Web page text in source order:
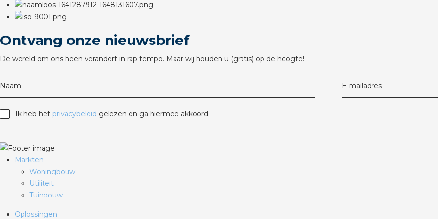
Ontvang onze nieuwsbrief
De wereld om ons heen verandert in rap tempo. Maar wij houden u (gratis) op de hoogte!
Naam E-mailadres
Ik heb het privacybeleid gelezen en ga hiermee akkoord
Markten
Woningbouw
Utiliteit
Tuinbouw
Oplossingen